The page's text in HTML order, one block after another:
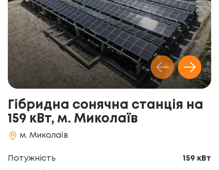
Гібридна сонячна станція на
159 кВт, м. Миколаїв
м. Миколаїв
Потужність 159 кВт